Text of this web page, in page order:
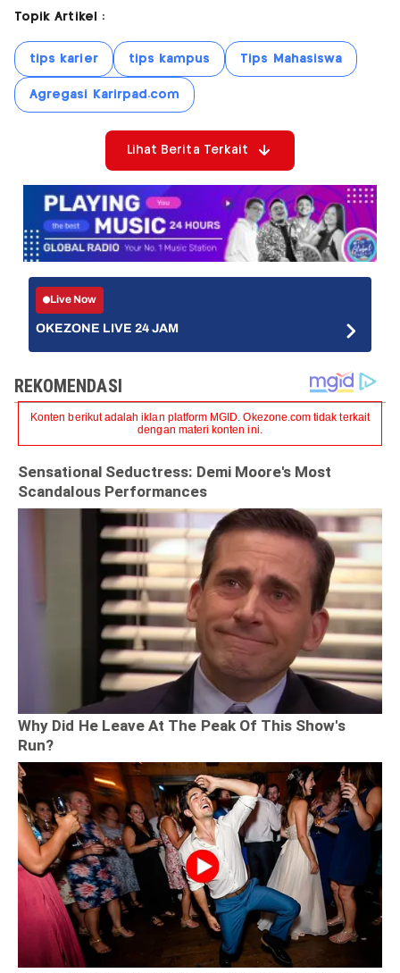
Topik Artikel :
tips karier tips kampus Tips Mahasiswa
Agregasi Karirpad.com
Lihat Berita Terkait
Live Now
OKEZONE LIVE 24 JAM